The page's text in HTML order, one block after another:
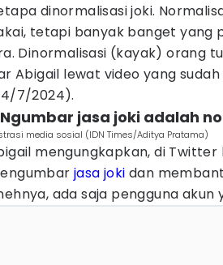
dinormalisasi joki.
tetapi banyak banget yang
Dinormalisasi (kayak) orang
Abigail lewat video yang
7/2024).
Ngumbar jasa joki adalah
media sosial (IDN Times/Aditya Pratama)
mengungkapkan, di
jasa joki dan
ada saja pengguna